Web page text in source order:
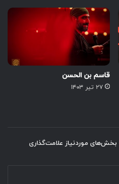
قاسم بن الحسن
۲۷ تیر ۱۴۰۳
بخش‌های موردنیاز علامت‌گذاری